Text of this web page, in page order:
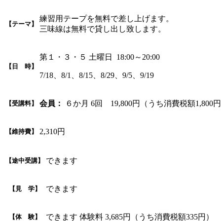
【テーマ】
練習用テープを無料で差し上げます。
三味線は無料で貸し出し致します。
【日 時】
第１・３・５ 土曜日 18:00～20:00
7/18、8/1、8/15、8/29、9/5、9/19
【受講料】 会員： ６か月 6回 19,800円（うち消費税額1,800
【維持費】 2,310円
【途中受講】 できます
【見 学】 できます
【体 験】 できます 体験料 3,685円（うち消費税額335円）